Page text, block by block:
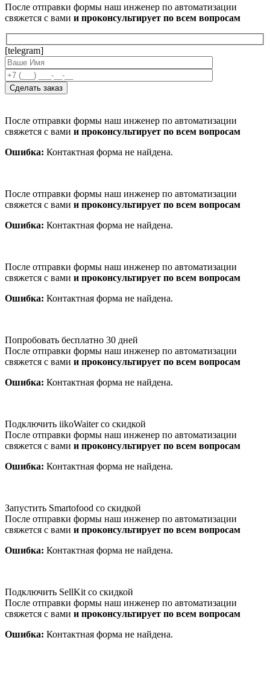
После отправки формы наш инженер по автоматизации
свяжется с вами и проконсультирует по всем вопросам
[telegram]
После отправки формы наш инженер по автоматизации
свяжется с вами и проконсультирует по всем вопросам
Ошибка: Контактная форма не найдена.
После отправки формы наш инженер по автоматизации
свяжется с вами и проконсультирует по всем вопросам
Ошибка: Контактная форма не найдена.
После отправки формы наш инженер по автоматизации
свяжется с вами и проконсультирует по всем вопросам
Ошибка: Контактная форма не найдена.
Попробовать бесплатно 30 дней
После отправки формы наш инженер по автоматизации
свяжется с вами и проконсультирует по всем вопросам
Ошибка: Контактная форма не найдена.
Подключить iikoWaiter со скидкой
После отправки формы наш инженер по автоматизации
свяжется с вами и проконсультирует по всем вопросам
Ошибка: Контактная форма не найдена.
Запустить Smartofood со скидкой
После отправки формы наш инженер по автоматизации
свяжется с вами и проконсультирует по всем вопросам
Ошибка: Контактная форма не найдена.
Подключить SellKit со скидкой
После отправки формы наш инженер по автоматизации
свяжется с вами и проконсультирует по всем вопросам
Ошибка: Контактная форма не найдена.